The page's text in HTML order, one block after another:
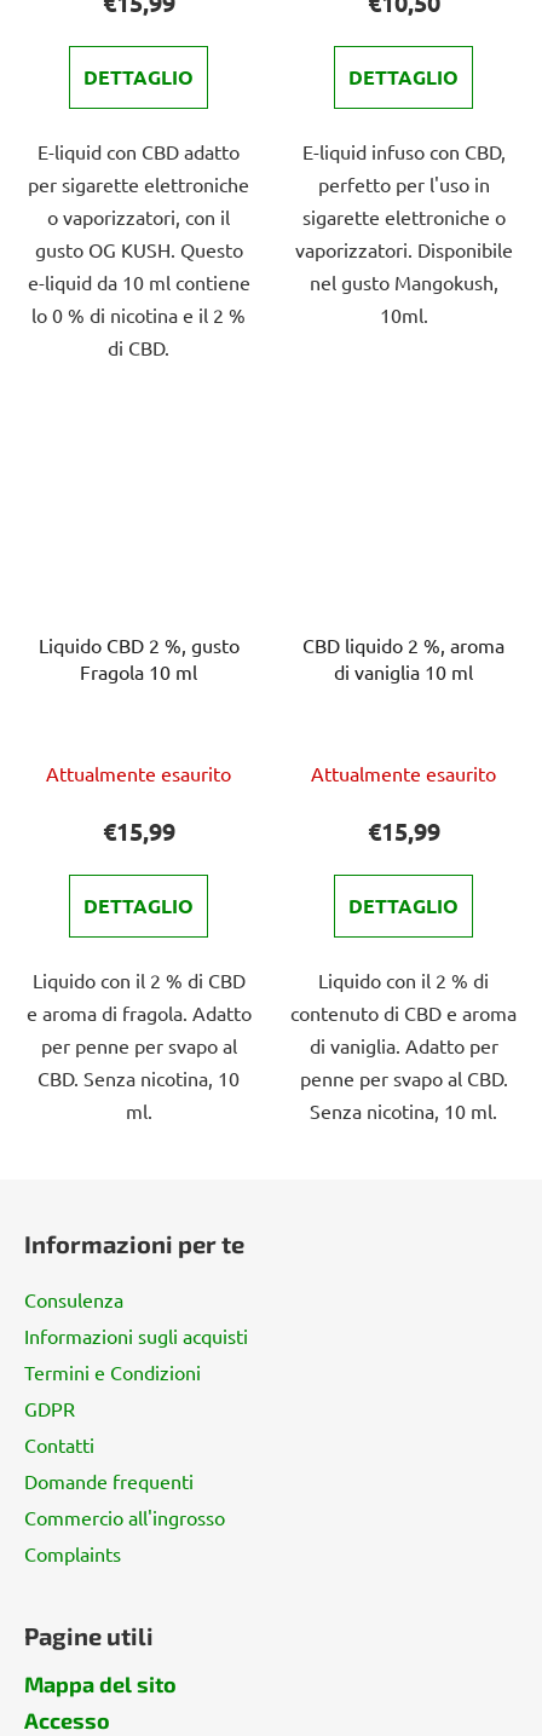
DETTAGLIO
E-liquid con CBD adatto
per sigarette elettroniche
o vaporizzatori, con il
gusto OG KUSH. Questo
e-liquid da 10 ml contiene
lo 0 % di nicotina e il 2 %
di CBD.
del
prodotto
è
su
5
stelle.
DETTAGLIO
E-liquid infuso con CBD,
perfetto per l'uso in
sigarette elettroniche o
vaporizzatori. Disponibile
nel gusto Mangokush,
10ml.
Liquido CBD 2 %, gusto
Fragola 10 ml
valutazione
del
prodotto
è
su
5
stelle.
Attualmente esaurito
€15,99
DETTAGLIO
Liquido con il 2 % di CBD
e aroma di fragola. Adatto
per penne per svapo al
CBD. Senza nicotina, 10
ml.
CBD liquido 2 %, aroma
di vaniglia 10 ml
valutazione
del
prodotto
è
su
5
stelle.
Attualmente esaurito
€15,99
DETTAGLIO
Liquido con il 2 % di
contenuto di CBD e aroma
di vaniglia. Adatto per
penne per svapo al CBD.
Senza nicotina, 10 ml.
Informazioni per te
Consulenza
Informazioni sugli acquisti
Termini e Condizioni
GDPR
Contatti
Domande frequenti
Commercio all'ingrosso
Complaints
Pagine utili
Mappa del sito
Accesso